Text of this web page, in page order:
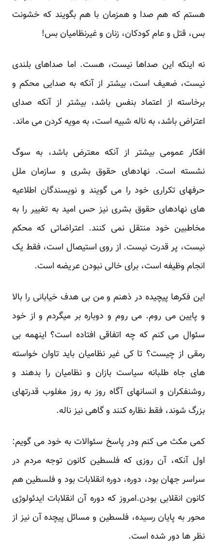
هستم که هم صدا و همزمان با هم بگویند که خشونت
بس، قتل و عام کودکان، زنان و غیرنظامیان بس!
نه اینکه این صداها نیست، هست. اما صداهای بلندی
نیست، ضعیف است، بیشتر از آنکه به صدایی محکم و
برخاسته از اعتماد بنفس باشد، بیشتر از آنکه صدای
اعتراض باشد، به ناله شبیه است، به مویه کردن می ماند.
افکار عمومی بیشتر از آنکه معترض باشد، به سوگ
نشسته است. نهادهای حقوق بشری و سازمان ملل
حرفهای تکراری خود را می گویند و نویسندگان اطلاعیه
های نهادهای حقوق بشری نیز حس امید به تغییر را به
مخاطبین خود منتقل نمی کنند. اعتراضاتی که محکم
نیست، پر قدرت نیست. از روی استیصال است، فقط یک
انجام وظیفه است، برای خالی نبودن عریضه است.
این فکرها پیچیده در ذهنم و من بی هدف خیابانی را بالا
و پایین می روم. می روم و دوباره بر میگردم و از خود
سئوال می کنم که چه اتفاقی افتاده است؟ اینهمه بی
رمقی از چیست؟ تا کی غیر نظامیان باید تاوان خواسته
های جاه طلبانه سیاست بازان و نظامیان را بدهند و
روشنفکران و انسانهای آگاه روز به روز مغلوب قدرتهای
بزرگ شوند، فقط نظاره کنند و گاهی نیز ناله.
کمی مکث می کنم ودر پاسخ سئوالات به خود می گویم:
اول آنکه، آن روزی که فلسطین کانون توجه مردم در
سراسر جهان بود، دوره، دوره انقلابات بود و فلسطین هم
کانون انقلابی بودن.امروز که دوره آن انقلابات ایدئولوژی
محور به پایان رسیده، فلسطین و مسائل پیچده آن نیز از
نظر ها دور شده است.